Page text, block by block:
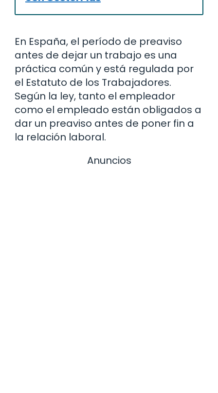
En España, el período de preaviso
antes de dejar un trabajo es una
práctica común y está regulada por
el Estatuto de los Trabajadores.
Según la ley, tanto el empleador
como el empleado están obligados a
dar un preaviso antes de poner fin a
la relación laboral.
Anuncios